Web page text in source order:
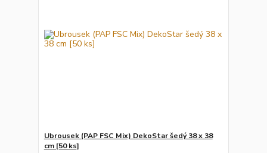
Ubrousek (PAP FSC Mix) DekoStar šedý 38 x 38
cm [50 ks]